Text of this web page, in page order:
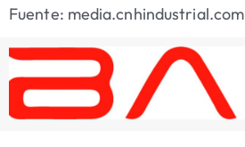
Fuente: media.cnhindustrial.com